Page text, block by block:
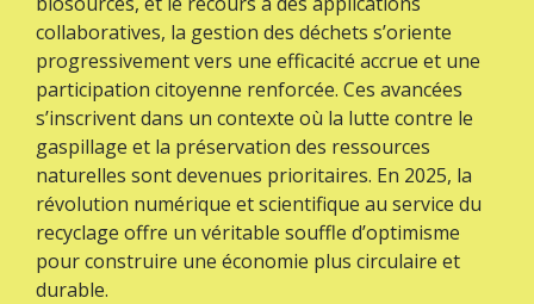
collaboratives, la gestion des déchets s’oriente
progressivement vers une efficacité accrue et une
participation citoyenne renforcée. Ces avancées
s’inscrivent dans un contexte où la lutte contre le
gaspillage et la préservation des ressources
naturelles sont devenues prioritaires. En 2025, la
révolution numérique et scientifique au service du
recyclage offre un véritable souffle d’optimisme
pour construire une économie plus circulaire et
durable.